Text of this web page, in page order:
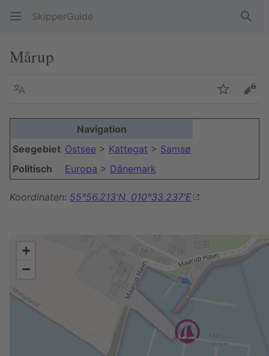
SkipperGuide
Mårup
Sprache
Navigation
Seegebiet Ostsee > Kattegat > Samsø
Politisch
Europa > Dänemark
Koordinaten: 55°56.213'N, 010°33.237'E
+
−